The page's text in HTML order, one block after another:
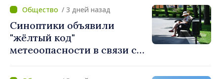
/ 3 дней назад
Синоптики объявили
"жёлтый код"
метеоопасности в связи с
поднимется до 36°C